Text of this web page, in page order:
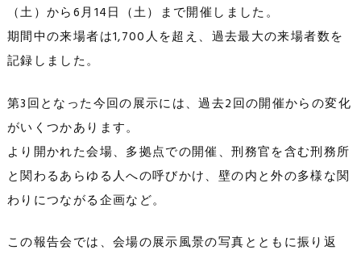
（土）から6月14日（土）まで開催しました。
期間中の来場者は1,700人を超え、過去最大の来場者数を
記録しました。
第3回となった今回の展示には、過去2回の開催からの変化
がいくつかあります。
より開かれた会場、多拠点での開催、刑務官を含む刑務所
と関わるあらゆる人への呼びかけ、壁の内と外の多様な関
わりにつながる企画など。
この報告会では、会場の展示風景の写真とともに振り返